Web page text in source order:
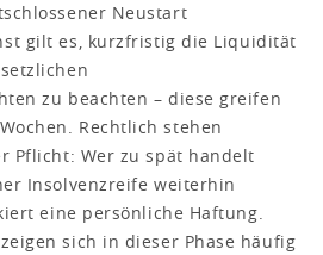
Neustart
gilt es, kurzfristig die Liquidität
zu beachten – diese greifen
Rechtlich stehen
Pflicht: Wer zu spät handelt
Insolvenzreife weiterhin
eine persönliche Haftung.
sich in dieser Phase häufig